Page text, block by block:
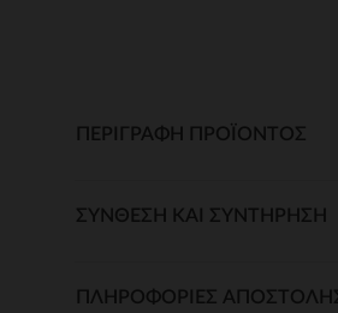
ΠΕΡΙΓΡΑΦΉ ΠΡΟΪΌΝΤΟΣ
ΣΎΝΘΕΣΗ ΚΑΙ ΣΥΝΤΉΡΗΣΗ
ΠΛΗΡΟΦΟΡΊΕΣ